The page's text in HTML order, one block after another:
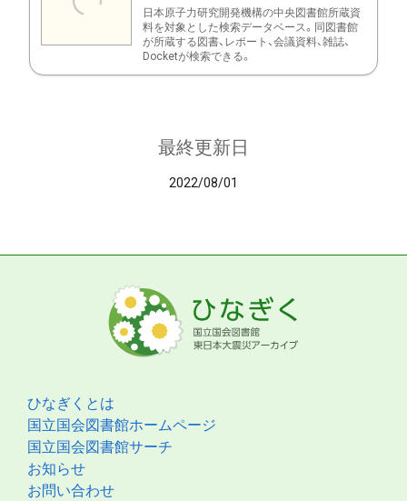
日本原子力研究開発機構の中央図書館所蔵資
料を対象とした検索データベース。同図書館
が所蔵する図書、レポート、会議資料、雑誌、
Docketが検索できる。
最終更新日
2022/08/01
ひなぎくとは
国立国会図書館ホームページ
国立国会図書館サーチ
お知らせ
お問い合わせ